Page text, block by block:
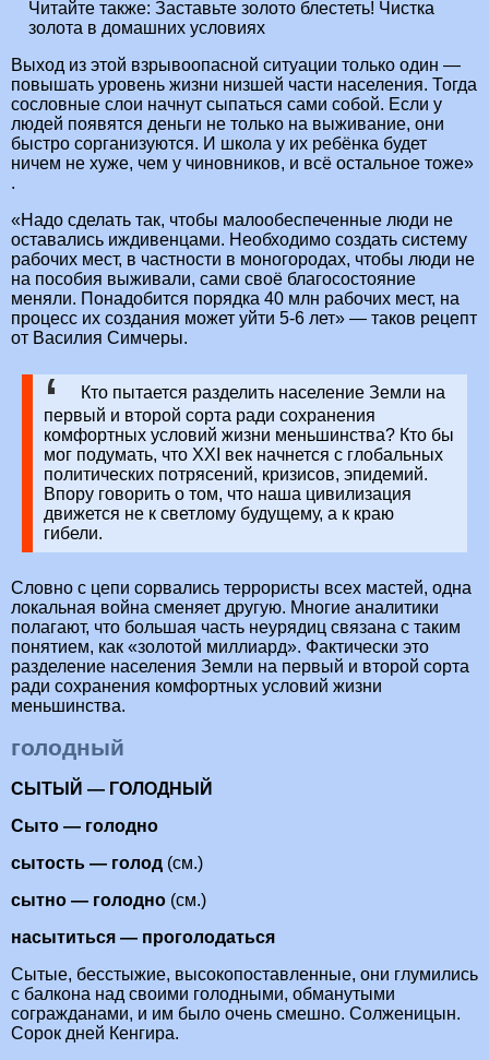
Читайте также: Заставьте золото блестеть! Чистка
золота в домашних условиях
Выход из этой взрывоопасной ситуации только один —
повышать уровень жизни низшей части населения. Тогда
сословные слои начнут сыпаться сами собой. Если у
людей появятся деньги не только на выживание, они
быстро сорганизуются. И школа у их ребёнка будет
ничем не хуже, чем у чиновников, и всё остальное тоже»
.
«Надо сделать так, чтобы малообеспеченные люди не
оставались иждивенцами. Необходимо создать систему
рабочих мест, в частности в моногородах, чтобы люди не
на пособия выживали, сами своё благосостояние
меняли. Понадобится порядка 40 млн рабочих мест, на
процесс их создания может уйти 5-6 лет» — таков рецепт
от Василия Симчеры.
Кто пытается разделить население Земли на
первый и второй сорта ради сохранения
комфортных условий жизни меньшинства? Кто бы
мог подумать, что XXI век начнется с глобальных
политических потрясений, кризисов, эпидемий.
Впору говорить о том, что наша цивилизация
движется не к светлому будущему, а к краю
гибели.
Словно с цепи сорвались террористы всех мастей, одна
локальная война сменяет другую. Многие аналитики
полагают, что большая часть неурядиц связана с таким
понятием, как «золотой миллиард». Фактически это
разделение населения Земли на первый и второй сорта
ради сохранения комфортных условий жизни
меньшинства.
голодный
СЫТЫЙ — ГОЛОДНЫЙ
Сыто — голодно
сытость — голод (см.)
сытно — голодно (см.)
насытиться — проголодаться
Сытые, бесстыжие, высокопоставленные, они глумились
с балкона над своими голодными, обманутыми
согражданами, и им было очень смешно. Солженицын.
Сорок дней Кенгира.